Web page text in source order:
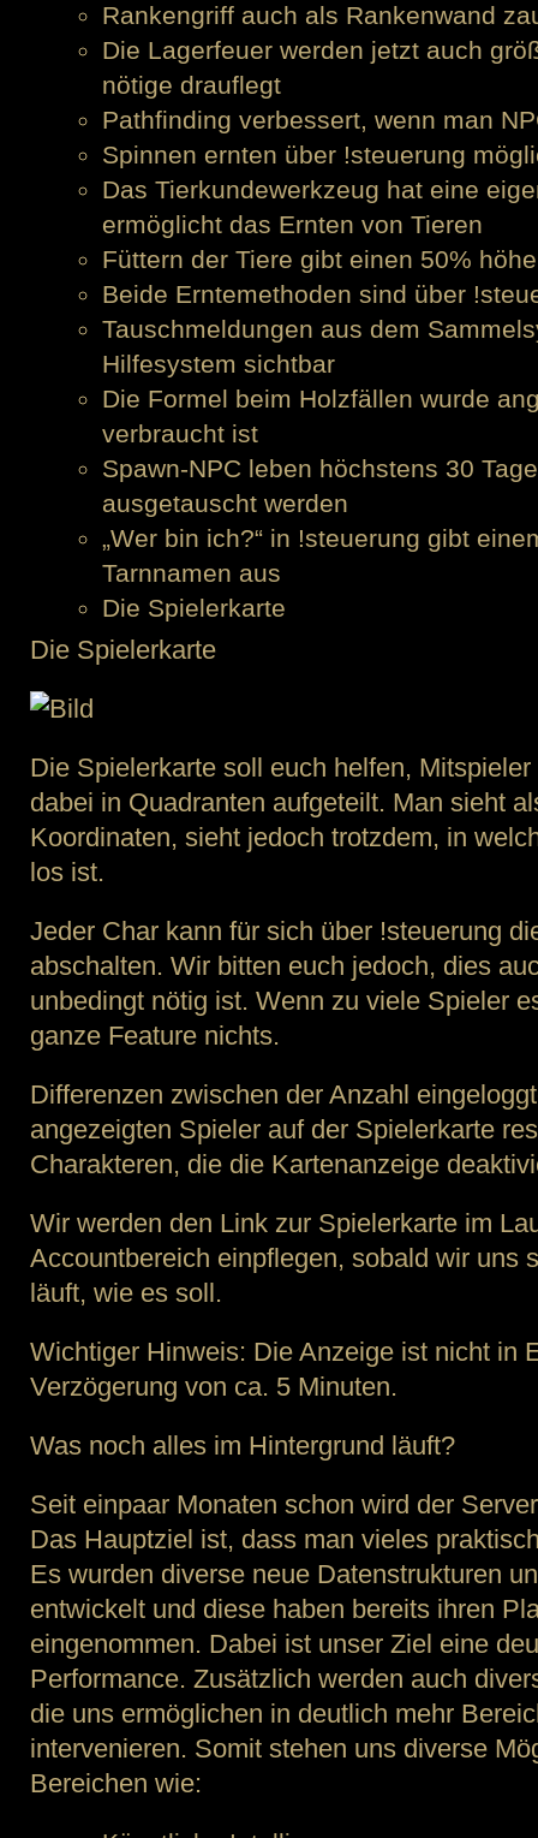
Rankengriff auch als Rankenwand
Die Lagerfeuer werden jetzt auch
nötige drauflegt
Pathfinding verbessert, wenn man
Spinnen ernten über !steuerung
Das Tierkundewerkzeug hat eine
ermöglicht das Ernten von Tieren
Füttern der Tiere gibt einen 50%
Beide Erntemethoden sind über
Tauschmeldungen aus dem
Hilfesystem sichtbar
Die Formel beim Holzfällen wurde
verbraucht ist
Spawn-NPC leben höchstens 30
ausgetauscht werden
„Wer bin ich?“ in !steuerung gibt
Tarnnamen aus
Die Spielerkarte
Die Spielerkarte
Die Spielerkarte soll euch helfen,
dabei in Quadranten aufgeteilt. Man sieht
Koordinaten, sieht jedoch trotzdem, in
los ist.
Jeder Char kann für sich über !steuerung
abschalten. Wir bitten euch jedoch, dies
unbedingt nötig ist. Wenn zu viele Spieler
ganze Feature nichts.
Differenzen zwischen der Anzahl
angezeigten Spieler auf der Spielerkarte
Charakteren, die die Kartenanzeige
Wir werden den Link zur Spielerkarte im
Accountbereich einpflegen, sobald wir uns
läuft, wie es soll.
Wichtiger Hinweis: Die Anzeige ist nicht in
Verzögerung von ca. 5 Minuten.
Was noch alles im Hintergrund läuft?
Seit einpaar Monaten schon wird der
Das Hauptziel ist, dass man vieles
Es wurden diverse neue Datenstrukturen
entwickelt und diese haben bereits ihren
eingenommen. Dabei ist unser Ziel eine
Performance. Zusätzlich werden auch
die uns ermöglichen in deutlich mehr
intervenieren. Somit stehen uns diverse
Bereichen wie: